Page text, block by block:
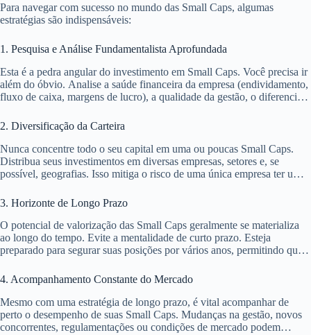
Para navegar com sucesso no mundo das Small Caps, algumas
estratégias são indispensáveis:
1. Pesquisa e Análise Fundamentalista Aprofundada
Esta é a pedra angular do investimento em Small Caps. Você precisa ir
além do óbvio. Analise a saúde financeira da empresa (endividamento,
fluxo de caixa, margens de lucro), a qualidade da gestão, o diferencial
Busque por empresas com modelos de negócio sólidos e vantagens
competitivas duradouras.
2. Diversificação da Carteira
Nunca concentre todo o seu capital em uma ou poucas Small Caps.
Distribua seus investimentos em diversas empresas, setores e, se
possível, geografias. Isso mitiga o risco de uma única empresa ter um
3. Horizonte de Longo Prazo
O potencial de valorização das Small Caps geralmente se materializa
ao longo do tempo. Evite a mentalidade de curto prazo. Esteja
preparado para segurar suas posições por vários anos, permitindo que
uma virtude neste segmento.
4. Acompanhamento Constante do Mercado
Mesmo com uma estratégia de longo prazo, é vital acompanhar de
perto o desempenho de suas Small Caps. Mudanças na gestão, novos
concorrentes, regulamentações ou condições de mercado podem